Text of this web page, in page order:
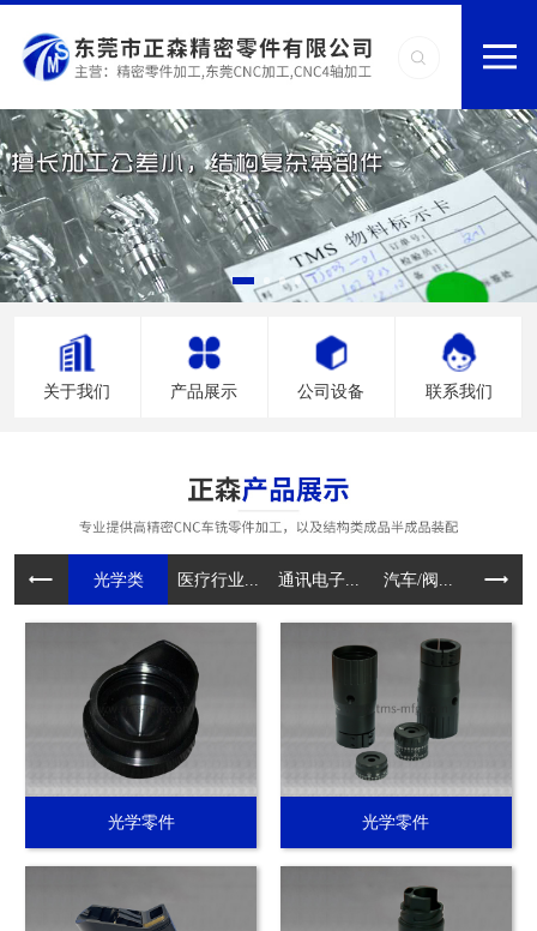
关于我们 产品展示 公司设备 联系我们
光学类 医疗行业... 通讯电子... 汽车/阀... 电动工
光学零件 光学零件